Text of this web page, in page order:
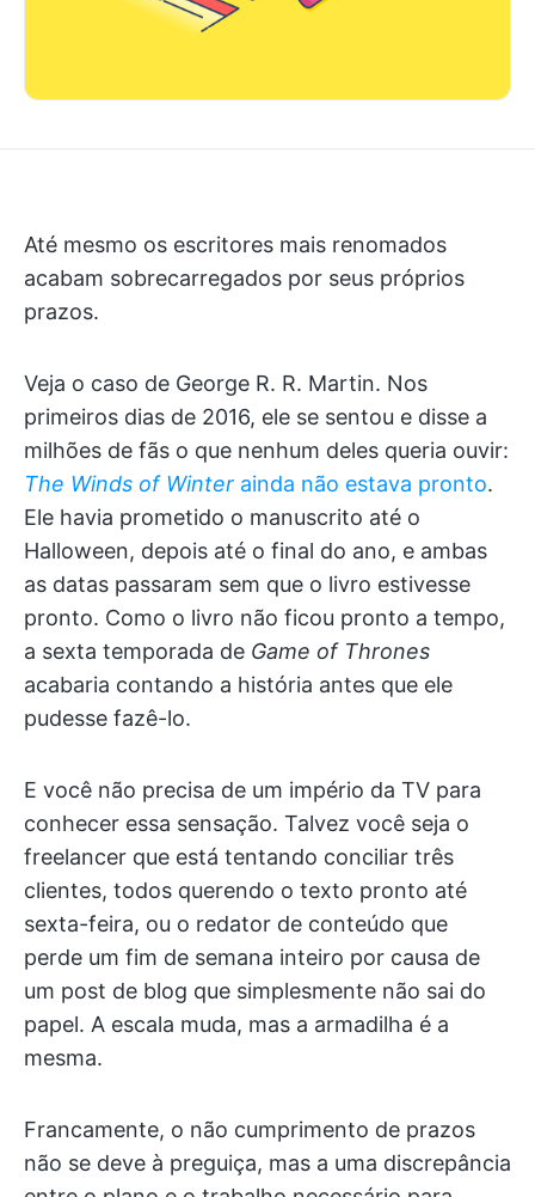
Até mesmo os escritores mais renomados
acabam sobrecarregados por seus próprios
prazos.
Veja o caso de George R. R. Martin. Nos
primeiros dias de 2016, ele se sentou e disse a
milhões de fãs o que nenhum deles queria ouvir:
The Winds of Winter ainda não estava pronto.
Ele havia prometido o manuscrito até o
Halloween, depois até o final do ano, e ambas
as datas passaram sem que o livro estivesse
pronto. Como o livro não ficou pronto a tempo,
a sexta temporada de Game of Thrones
acabaria contando a história antes que ele
pudesse fazê-lo.
E você não precisa de um império da TV para
conhecer essa sensação. Talvez você seja o
freelancer que está tentando conciliar três
clientes, todos querendo o texto pronto até
sexta-feira, ou o redator de conteúdo que
perde um fim de semana inteiro por causa de
um post de blog que simplesmente não sai do
papel. A escala muda, mas a armadilha é a
mesma.
Francamente, o não cumprimento de prazos
não se deve à preguiça, mas a uma discrepância